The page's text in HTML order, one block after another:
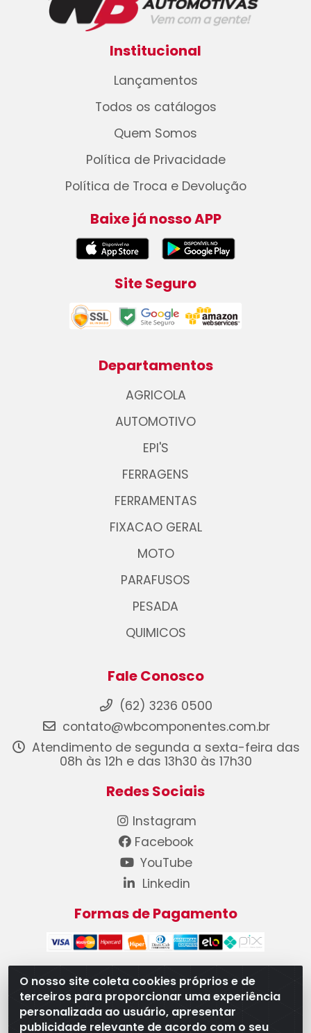
O nosso site coleta cookies próprios e de
terceiros para proporcionar uma experiência
personalizada ao usuário, apresentar
publicidade relevante de acordo com o seu
Institucional
Lançamentos
Todos os catálogos
Quem Somos
Política de Privacidade
Política de Troca e Devolução
Baixe já nosso APP
Site Seguro
Departamentos
AGRICOLA
AUTOMOTIVO
EPI'S
FERRAGENS
FERRAMENTAS
FIXACAO GERAL
MOTO
PARAFUSOS
PESADA
QUIMICOS
Fale Conosco
(62) 3236 0500
contato@wbcomponentes.com.br
Atendimento de segunda a sexta-feira das
08h às 12h e das 13h30 às 17h30
Redes Sociais
Instagram
Facebook
YouTube
Linkedin
Formas de Pagamento
WB Componentes Automotivos LTDA - CNPJ
08.528.393/0001-12 - Rua do Níquel, 667 - Parque
Oeste Industrial, Goiânia/GO - CEP 74375-660